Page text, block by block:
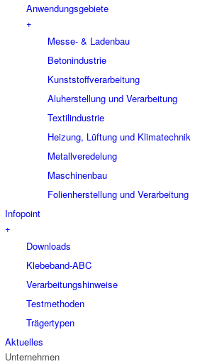
Anwendungsgebiete
+
Messe- & Ladenbau
Betonindustrie
Kunststoffverarbeitung
Aluherstellung und Verarbeitung
Textilindustrie
Heizung, Lüftung und Klimatechnik
Metallveredelung
Maschinenbau
Folienherstellung und Verarbeitung
Infopoint
+
Downloads
Klebeband-ABC
Verarbeitungshinweise
Testmethoden
Trägertypen
Aktuelles
Unternehmen